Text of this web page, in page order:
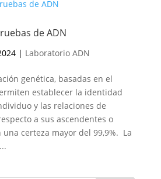
de ADN
| Laboratorio ADN
genética, basadas en el
establecer la identidad
y las relaciones de
a sus ascendentes o
certeza mayor del 99,9%. La